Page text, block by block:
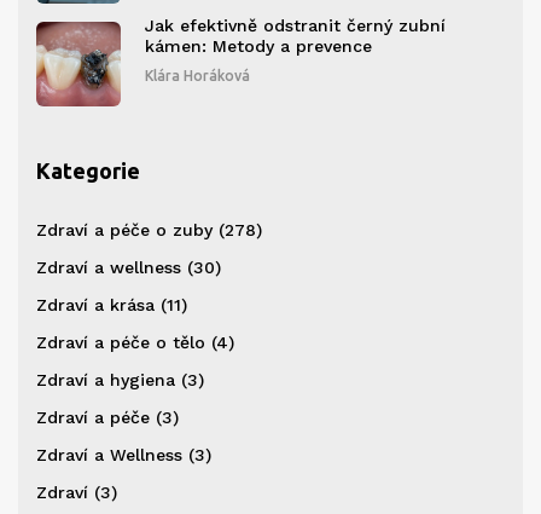
Jak efektivně odstranit černý zubní
kámen: Metody a prevence
Klára Horáková
Kategorie
Zdraví a péče o zuby (278)
Zdraví a wellness (30)
Zdraví a krása (11)
Zdraví a péče o tělo (4)
Zdraví a hygiena (3)
Zdraví a péče (3)
Zdraví a Wellness (3)
Zdraví (3)